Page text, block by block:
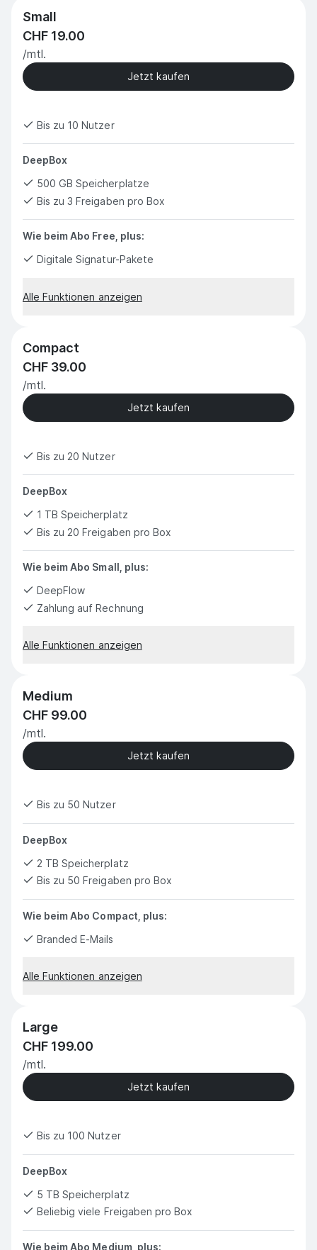
Small
CHF 19.00
/mtl.
Jetzt kaufen
Bis zu 10 Nutzer
DeepBox
500 GB Speicherplatze
Bis zu 3 Freigaben pro Box
Wie beim Abo Free, plus:
Digitale Signatur-Pakete
Alle Funktionen anzeigen
Compact
CHF 39.00
/mtl.
Jetzt kaufen
Bis zu 20 Nutzer
DeepBox
1 TB Speicherplatz
Bis zu 20 Freigaben pro Box
Wie beim Abo Small, plus:
DeepFlow
Zahlung auf Rechnung
Alle Funktionen anzeigen
Medium
CHF 99.00
/mtl.
Jetzt kaufen
Bis zu 50 Nutzer
DeepBox
2 TB Speicherplatz
Bis zu 50 Freigaben pro Box
Wie beim Abo Compact, plus:
Branded E-Mails
Alle Funktionen anzeigen
Large
CHF 199.00
/mtl.
Jetzt kaufen
Bis zu 100 Nutzer
DeepBox
5 TB Speicherplatz
Beliebig viele Freigaben pro Box
Wie beim Abo Medium, plus: